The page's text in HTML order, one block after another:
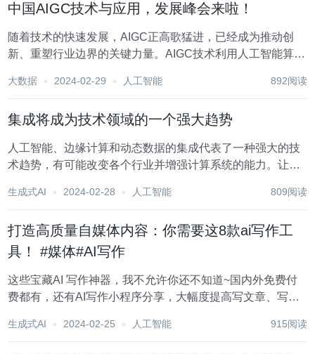
中国AIGC技术与应用，发展峰会来啦！
随着技术的快速发展，AIGC正高歌猛进，已经成为推动创
新、重塑行业边界的关键力量。AIGC技术利用人工智能算
成文字、图片、视频和音频等内容，这些技术不仅在效率上
大数据 2024-02-29 人工智能 892阅读
集成将成为技术领域的一个强大趋势
人工智能、边缘计算和动态数据的集成代表了一种强大的技
术趋势，有可能改变各个行业并增强计算系统的能力。让我
分 每一项都在技术如何塑造工业的未来方面发挥着作用。 人
生成式AI 2024-02-28 人工智能 809阅读
打造高质量自媒体内容：你需要这8款ai写作工
具！ #媒体#AI写作
这些宝藏AI 写作神器，我不允许你还不知道~国内外免费付
费都有，还有AI写作小程序分享，大幅度提高写文章、写报
号 面向专业写作领域的ai写作工具，写作助手包括，ai论
生成式AI 2024-02-25 人工智能 915阅读